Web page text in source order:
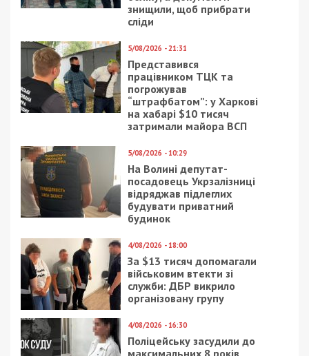
Предыдущая статья:
В Офисе Президента рассмотрят вопрос
отставки Зеленского
Следующая статья:
Пошла в больницу и исчезла: в Днепре
нашли 14-летнюю девочку
СУСПІЛЬСТВО
9/08/2019 - 12:30
Днепровские водители
требуют снизить
стоимость парковки
2/05/2021 - 16:00
В ботсаду Днепра
будут собирать
батарейки